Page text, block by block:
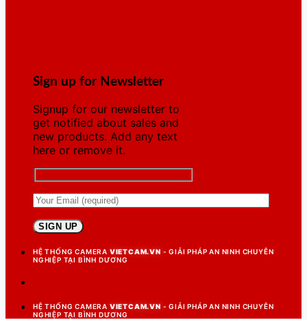
Sign up for Newsletter
Signup for our newsletter to
get notified about sales and
new products. Add any text
here or remove it.
HỆ THỐNG CAMERA VIETCAM.VN - GIẢI PHÁP AN NINH CHUYÊN
NGHIỆP TẠI BÌNH DƯƠNG
HỆ THỐNG CAMERA VIETCAM.VN - GIẢI PHÁP AN NINH CHUYÊN
NGHIỆP TẠI BÌNH DƯƠNG